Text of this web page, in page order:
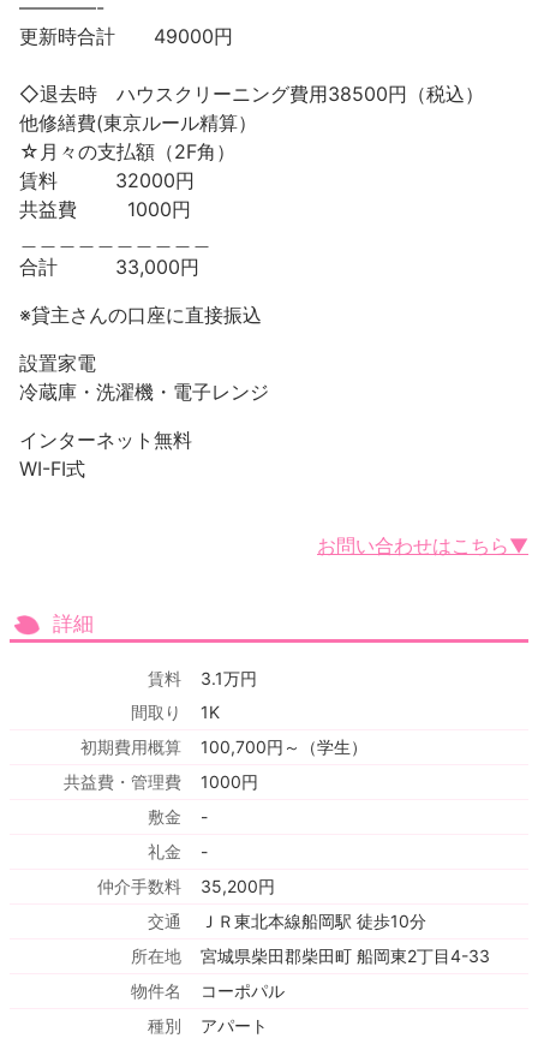
————-
更新時合計 49000円
◇退去時 ハウスクリーニング費用38500円（税込）
他修繕費(東京ルール精算）
☆月々の支払額（2F角）
賃料 32000円
共益費 1000円
合計 33,000円
※貸主さんの口座に直接振込
設置家電
冷蔵庫・洗濯機・電子レンジ
インターネット無料
WI-FI式
お問い合わせはこちら▼
詳細
賃料
3.1万円
間取り
1K
初期費用概算
100,700円～（学生）
共益費・管理費
1000円
敷金
-
礼金
-
仲介手数料
35,200円
交通
ＪＲ東北本線船岡駅 徒歩10分
所在地
宮城県柴田郡柴田町 船岡東2丁目4-33
物件名
コーポパル
種別
アパート